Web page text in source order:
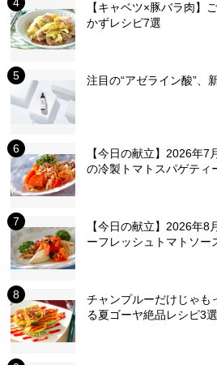
【キャベツ×豚バラ肉】
かずレシピ7選
注目の“アゼライン酸”、
【今日の献立】2026年
の冷製トマトスパゲティ
【今日の献立】2026年
ーフレッシュトマトソー
チャンプルーだけじゃも
る夏ゴーヤ絶品レシピ3選